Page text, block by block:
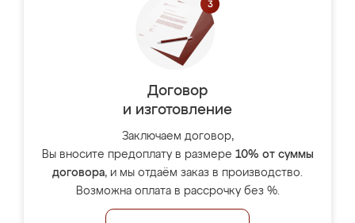
Договор
и изготовление
Заключаем договор,
Вы вносите предоплату в размере 10% от суммы
договора, и мы отдаём заказ в производство.
Возможна оплата в рассрочку без %.